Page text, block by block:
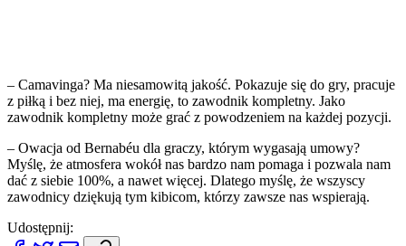
– Camavinga? Ma niesamowitą jakość. Pokazuje się do gry, pracuje
z piłką i bez niej, ma energię, to zawodnik kompletny. Jako
zawodnik kompletny może grać z powodzeniem na każdej pozycji.
– Owacja od Bernabéu dla graczy, którym wygasają umowy?
Myślę, że atmosfera wokół nas bardzo nam pomaga i pozwala nam
dać z siebie 100%, a nawet więcej. Dlatego myślę, że wszyscy
zawodnicy dziękują tym kibicom, którzy zawsze nas wspierają.
Udostępnij: